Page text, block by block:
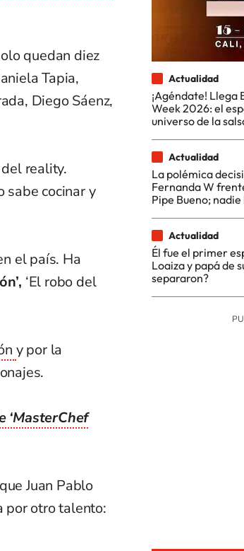
quedan diez
Tapia,
Diego Sáenz,
reality.
sabe cocinar y
el país. Ha
‘El robo del
y por la
‘MasterChef
Juan Pablo
por otro talento:
Actualidad
¡Agéndate! Llega
Week 2026: el
universo de la
Actualidad
La polémica
Fernanda W
Pipe Bueno;
Actualidad
Él fue el primer
Loaiza y papá de
separaron?